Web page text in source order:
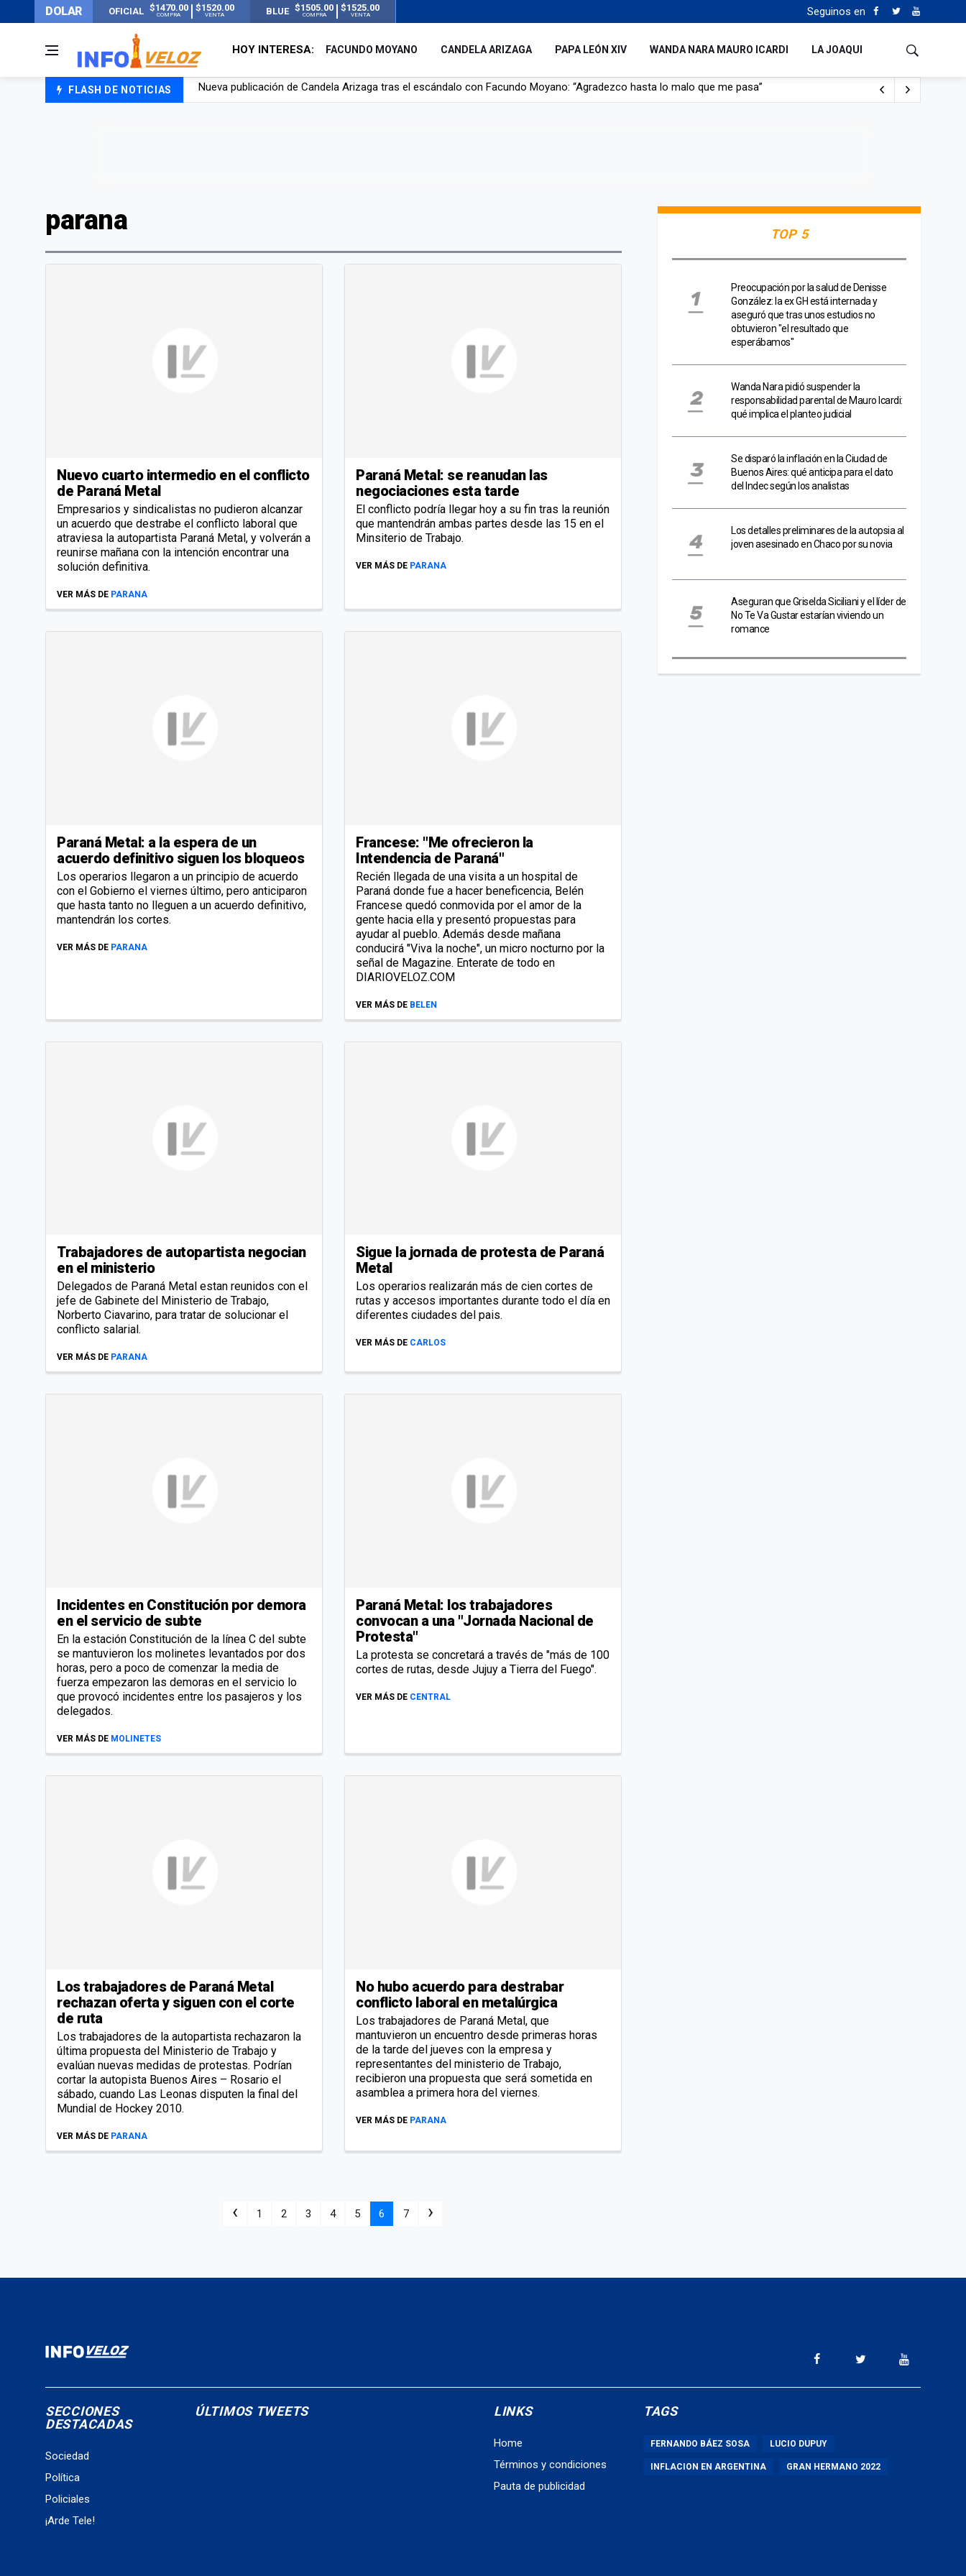
DOLAR OFICIAL $1470.00
COMPRA
$1520.00
VENTA BLUE $1505.00
COMPRA
$1525.00
VENTA Seguinos en
HOY INTERESA: FACUNDO MOYANO CANDELA ARIZAGA PAPA LEÓN XIV WANDA NARA MAURO ICARDI LA JOAQUI
FLASH DE NOTICIAS
Un joven murió quemado por su novia en San Luis: pasó seis días de agonía tras ser rociado con nafta y prendido fuego
parana
Nuevo cuarto intermedio en el conflicto
de Paraná Metal
Empresarios y sindicalistas no pudieron alcanzar
un acuerdo que destrabe el conflicto laboral que
atraviesa la autopartista Paraná Metal, y volverán a
reunirse mañana con la intención encontrar una
solución definitiva.
VER MÁS DE PARANA
Paraná Metal: se reanudan las
negociaciones esta tarde
El conflicto podría llegar hoy a su fin tras la reunión
que mantendrán ambas partes desde las 15 en el
Minsiterio de Trabajo.
VER MÁS DE PARANA
Paraná Metal: a la espera de un
acuerdo definitivo siguen los bloqueos
Los operarios llegaron a un principio de acuerdo
con el Gobierno el viernes último, pero anticiparon
que hasta tanto no lleguen a un acuerdo definitivo,
mantendrán los cortes.
VER MÁS DE PARANA
Francese: "Me ofrecieron la
Intendencia de Paraná"
Recién llegada de una visita a un hospital de
Paraná donde fue a hacer beneficencia, Belén
Francese quedó conmovida por el amor de la
gente hacia ella y presentó propuestas para
ayudar al pueblo. Además desde mañana
conducirá "Viva la noche", un micro nocturno por la
señal de Magazine. Enterate de todo en
DIARIOVELOZ.COM
VER MÁS DE BELEN
Trabajadores de autopartista negocian
en el ministerio
Delegados de Paraná Metal estan reunidos con el
jefe de Gabinete del Ministerio de Trabajo,
Norberto Ciavarino, para tratar de solucionar el
conflicto salarial.
VER MÁS DE PARANA
Sigue la jornada de protesta de Paraná
Metal
Los operarios realizarán más de cien cortes de
rutas y accesos importantes durante todo el día en
diferentes ciudades del pais.
VER MÁS DE CARLOS
Incidentes en Constitución por demora
en el servicio de subte
En la estación Constitución de la línea C del subte
se mantuvieron los molinetes levantados por dos
horas, pero a poco de comenzar la media de
fuerza empezaron las demoras en el servicio lo
que provocó incidentes entre los pasajeros y los
delegados.
VER MÁS DE MOLINETES
Paraná Metal: los trabajadores
convocan a una "Jornada Nacional de
Protesta"
La protesta se concretará a través de "más de 100
cortes de rutas, desde Jujuy a Tierra del Fuego".
VER MÁS DE CENTRAL
Los trabajadores de Paraná Metal
rechazan oferta y siguen con el corte
de ruta
Los trabajadores de la autopartista rechazaron la
última propuesta del Ministerio de Trabajo y
evalúan nuevas medidas de protestas. Podrían
cortar la autopista Buenos Aires – Rosario el
sábado, cuando Las Leonas disputen la final del
Mundial de Hockey 2010.
VER MÁS DE PARANA
No hubo acuerdo para destrabar
conflicto laboral en metalúrgica
Los trabajadores de Paraná Metal, que
mantuvieron un encuentro desde primeras horas
de la tarde del jueves con la empresa y
representantes del ministerio de Trabajo,
recibieron una propuesta que será sometida en
asamblea a primera hora del viernes.
VER MÁS DE PARANA
‹ 1 2 3 4 5 6 7 ›
TOP 5
Preocupación por la salud de Denisse
González: la ex GH está internada y
aseguró que tras unos estudios no
obtuvieron "el resultado que
esperábamos"
Wanda Nara pidió suspender la
responsabilidad parental de Mauro Icardi:
qué implica el planteo judicial
Se disparó la inflación en la Ciudad de
Buenos Aires: qué anticipa para el dato
del Indec según los analistas
Los detalles preliminares de la autopsia al
joven asesinado en Chaco por su novia
Aseguran que Griselda Siciliani y el líder de
No Te Va Gustar estarían viviendo un
romance
SECCIONES
DESTACADAS
Sociedad
Política
Policiales
¡Arde Tele!
ÚLTIMOS TWEETS LINKS
Home
Términos y condiciones
Pauta de publicidad
TAGS
FERNANDO BÁEZ SOSA LUCIO DUPUY
INFLACION EN ARGENTINA GRAN HERMANO 2022